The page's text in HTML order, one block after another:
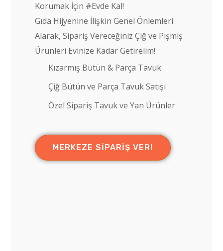
Korumak İçin #Evde Kal!
Gıda Hijyenine İlişkin Genel Önlemleri
Alarak, Sipariş Vereceğiniz Çiğ ve Pişmiş
Ürünleri Evinize Kadar Getirelim!
Kızarmış Bütün & Parça Tavuk
Çiğ Bütün ve Parça Tavuk Satışı
Özel Sipariş Tavuk ve Yan Ürünler
MERKEZE SIPARIŞ VER!